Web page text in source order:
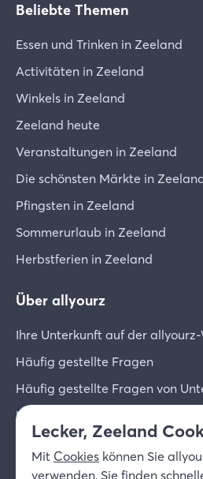
Beliebte Themen
Essen und Trinken in Zeeland
Activitäten in Zeeland
Winkels in Zeeland
Zeeland heute
Veranstaltungen in Zeeland
Die schönsten Märkte in
Pfingsten in Zeeland
Sommerurlaub in Zeeland
Herbstferien in Zeeland
Über allyourz
Ihre Unterkunft auf der allyourz-
Häufig gestellte Fragen
Häufig gestellte Fragen von
Unternehmer-Login
Über uns
Lecker, Zeeland
Mit Cookies können Sie
verwenden, Sie finden